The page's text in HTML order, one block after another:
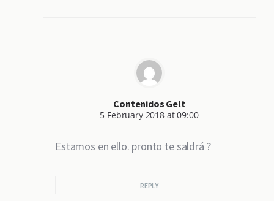
Contenidos Gelt
5 February 2018 at 09:00
Estamos en ello. pronto te saldrá ?
REPLY